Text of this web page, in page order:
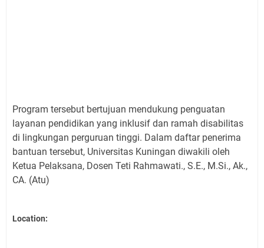
Program tersebut bertujuan mendukung penguatan
layanan pendidikan yang inklusif dan ramah disabilitas
di lingkungan perguruan tinggi. Dalam daftar penerima
bantuan tersebut, Universitas Kuningan diwakili oleh
Ketua Pelaksana, Dosen Teti Rahmawati., S.E., M.Si., Ak.,
CA. (Atu)
Location: